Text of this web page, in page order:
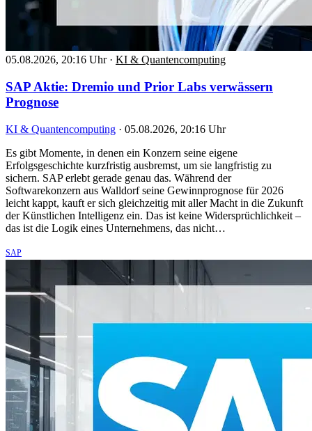
05.08.2026, 20:16 Uhr · KI & Quantencomputing
SAP Aktie: Dremio und Prior Labs verwässern
Prognose
KI & Quantencomputing · 05.08.2026, 20:16 Uhr
Es gibt Momente, in denen ein Konzern seine eigene
Erfolgsgeschichte kurzfristig ausbremst, um sie langfristig zu
sichern. SAP erlebt gerade genau das. Während der
Softwarekonzern aus Walldorf seine Gewinnprognose für 2026
leicht kappt, kauft er sich gleichzeitig mit aller Macht in die Zukunft
der Künstlichen Intelligenz ein. Das ist keine Widersprüchlichkeit –
das ist die Logik eines Unternehmens, das nicht…
SAP